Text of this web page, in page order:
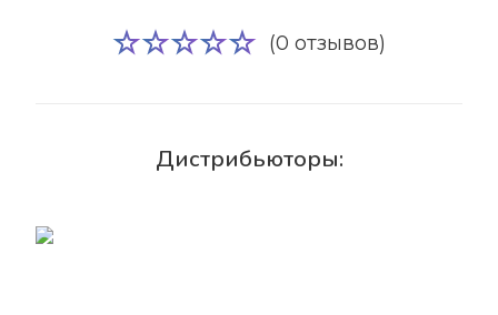
(0 отзывов)
Дистрибьюторы: